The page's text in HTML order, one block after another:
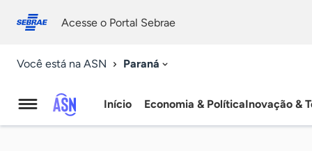
conosco
Acesse o Portal Sebrae
Você está na ASN Paraná
Agência
Início Economia & PolíticaInovação &